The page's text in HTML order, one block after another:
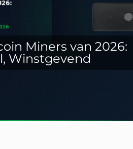
Miners van 2026:
Winstgevend